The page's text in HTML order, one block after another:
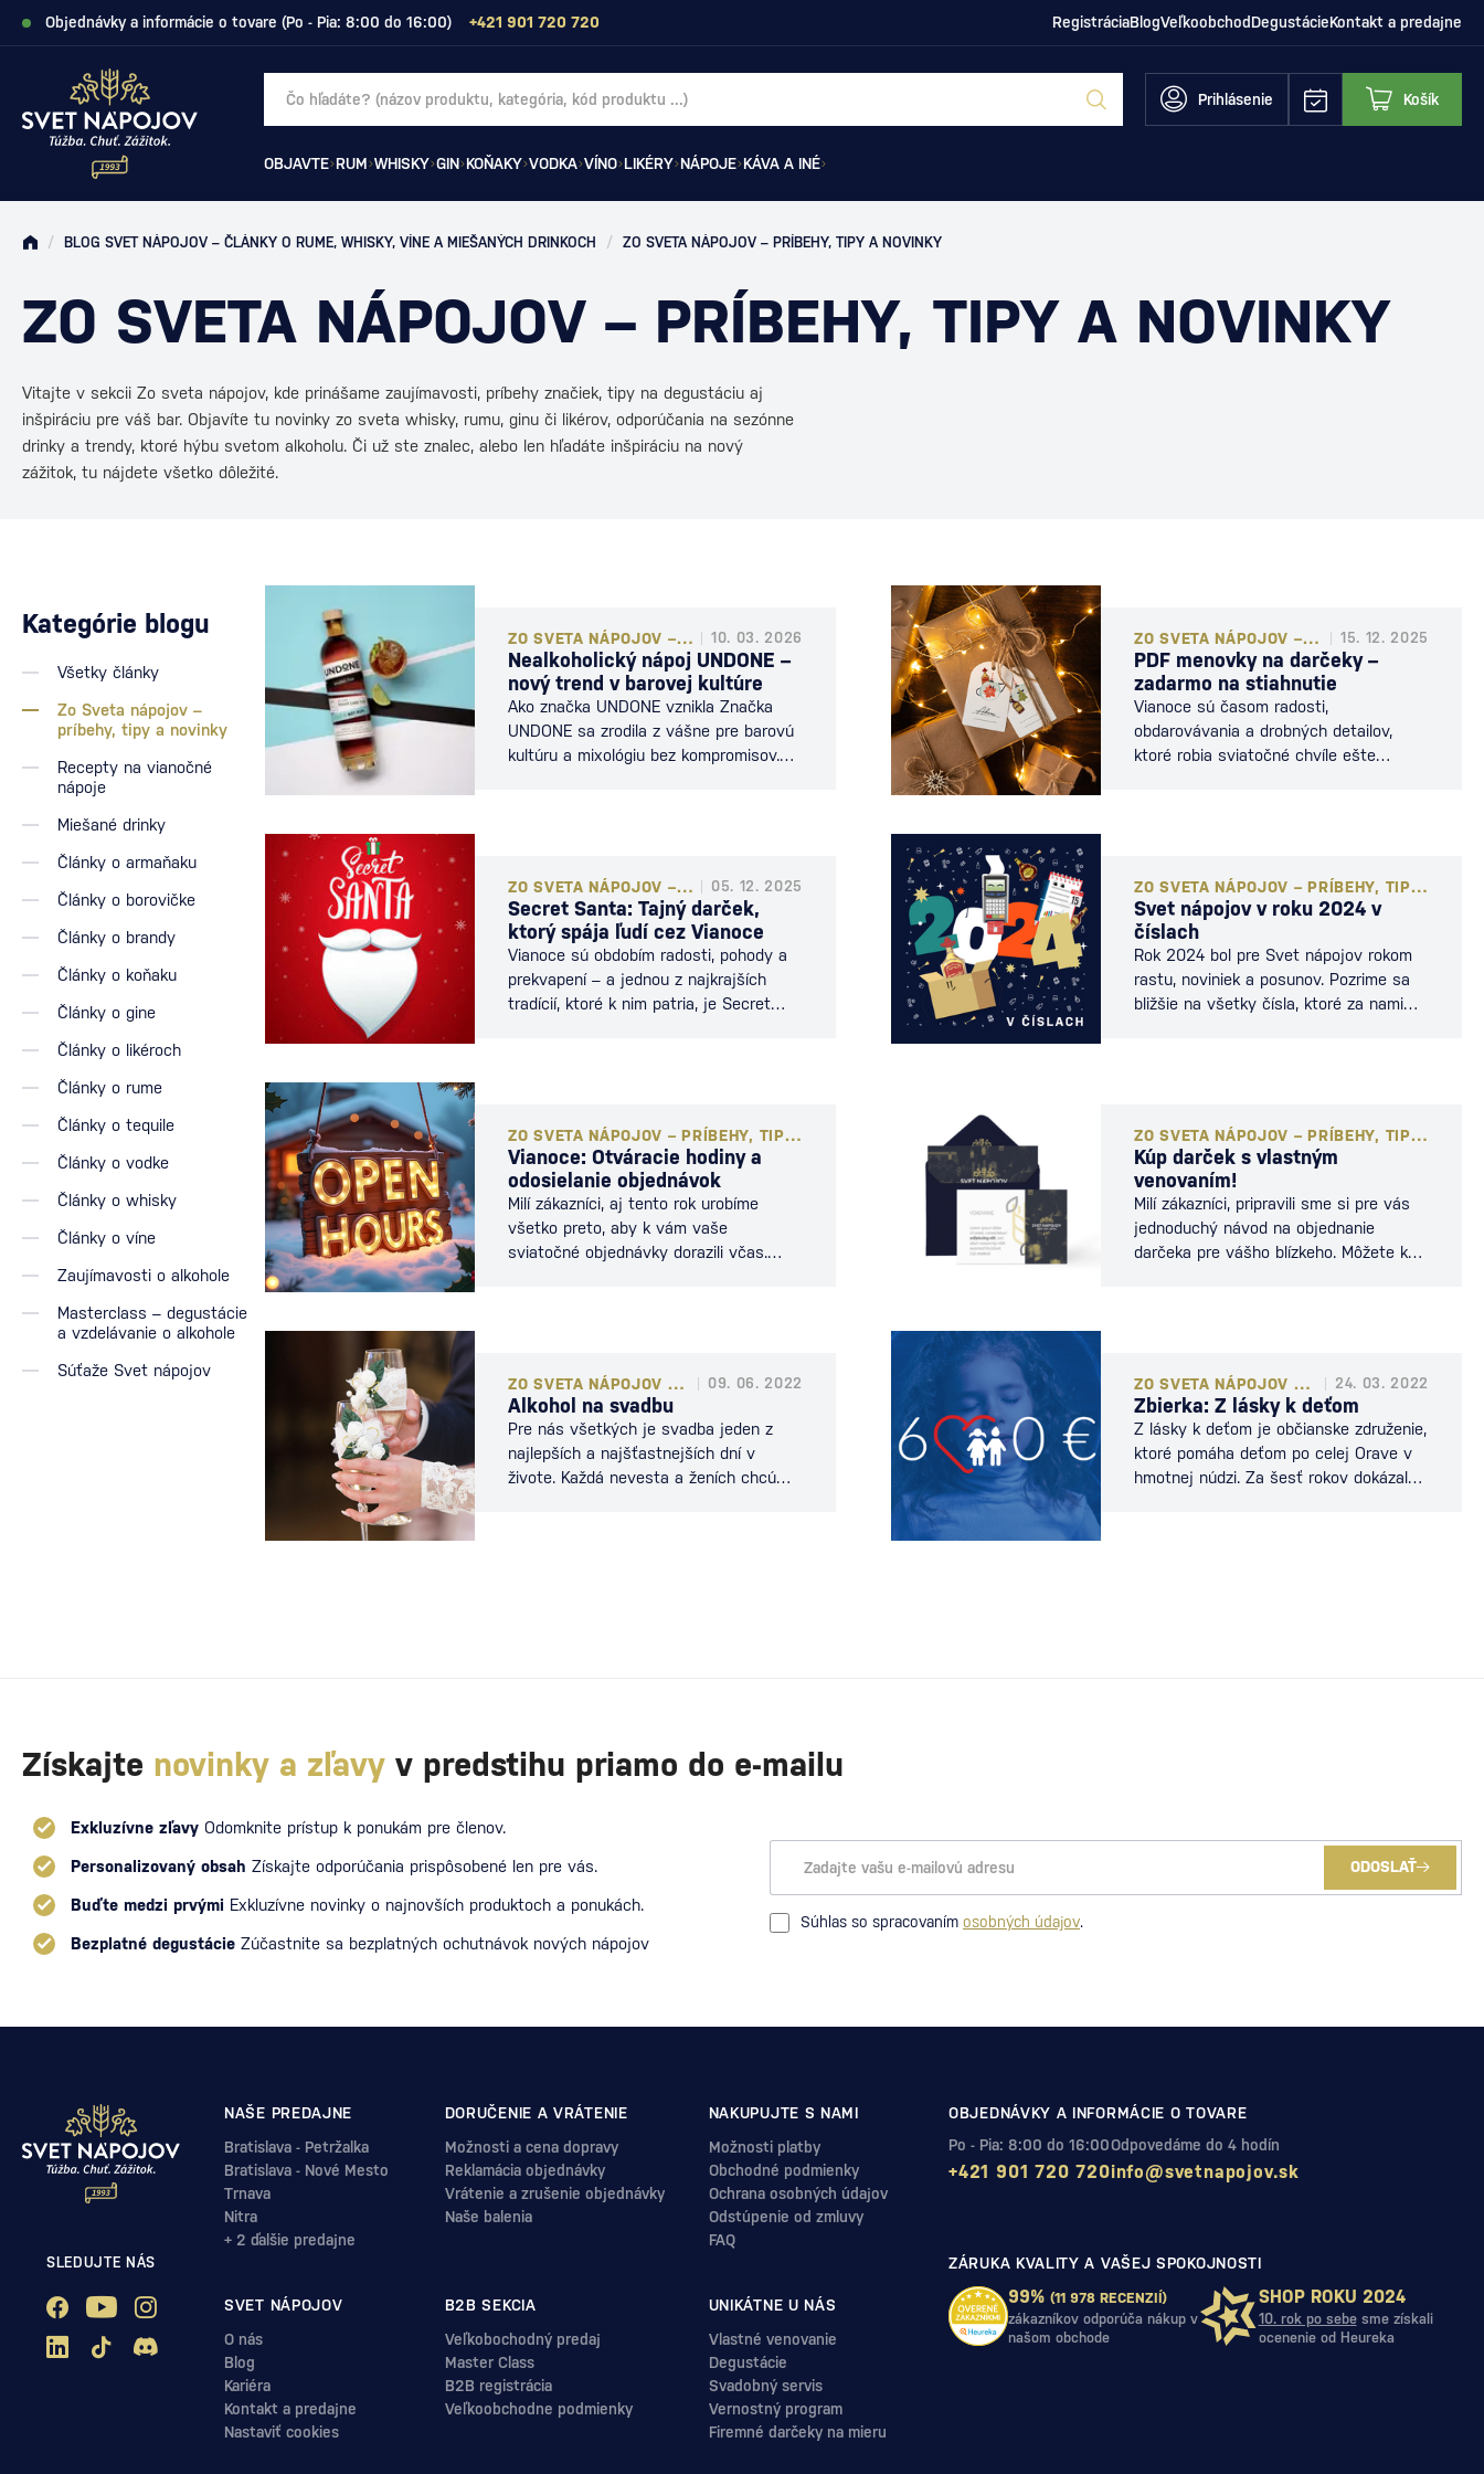
Objednávky a informácie o tovare (Po - Pia: 8:00 do 16:00) +421 901 720 720 RegistráciaBlogVeľkoobchodDegustácieKontakt a predajne
Prihlásenie Košík
OBJAVTE RUM WHISKY GIN KOŇAKY VODKA VÍNO LIKÉRY NÁPOJE KÁVA A INÉ
/ BLOG SVET NÁPOJOV – ČLÁNKY O RUME, WHISKY, VÍNE A MIEŠANÝCH DRINKOCH / ZO SVETA NÁPOJOV – PRÍBEHY, TIPY A NOVINKY
ZO SVETA NÁPOJOV – PRÍBEHY, TIPY A NOVINKY
Vitajte v sekcii Zo sveta nápojov, kde prinášame zaujímavosti, príbehy značiek, tipy na degustáciu aj
inšpiráciu pre váš bar. Objavíte tu novinky zo sveta whisky, rumu, ginu či likérov, odporúčania na sezónne
drinky a trendy, ktoré hýbu svetom alkoholu. Či už ste znalec, alebo len hľadáte inšpiráciu na nový
zážitok, tu nájdete všetko dôležité.
Kategórie blogu
Všetky články
Zo Sveta nápojov –
príbehy, tipy a novinky
Recepty na vianočné
nápoje
Miešané drinky
Články o armaňaku
Články o borovičke
Články o brandy
Články o koňaku
Články o gine
Články o likéroch
Články o rume
Články o tequile
Články o vodke
Články o whisky
Články o víne
Zaujímavosti o alkohole
Masterclass – degustácie
a vzdelávanie o alkohole
Súťaže Svet nápojov
ZO SVETA NÁPOJOV – PRÍBEHY, TIPY A NOVINKY 10. 03. 2026
Nealkoholický nápoj UNDONE –
nový trend v barovej kultúre
Ako značka UNDONE vznikla Značka
UNDONE sa zrodila z vášne pre barovú
kultúru a mixológiu bez kompromisov.
nápoje, ktoré by skutočne
napodobňovali chuť a komplexnosť
tradičných destilátov. Rozhodli sa to
zmeniť a začali pracovať na tom, aby…
ZO SVETA NÁPOJOV – PRÍBEHY, TIPY A NOVINKY 15. 12. 2025
PDF menovky na darčeky –
zadarmo na stiahnutie
Vianoce sú časom radosti,
obdarovávania a drobných detailov,
ktoré robia sviatočné chvíle ešte
Stačí ich vytlačiť, nastrihať a pripevniť
na balíček – či už špagátikom, stuhou
alebo páskou. Menovky sa hodia k
minimalistickému baleniu aj k…
ZO SVETA NÁPOJOV – PRÍBEHY, TIPY A NOVINKY 05. 12. 2025
Secret Santa: Tajný darček,
ktorý spája ľudí cez Vianoce
Vianoce sú obdobím radosti, pohody a
prekvapení – a jednou z najkrajších
tradícií, ktoré k nim patria, je Secret
malú pozornosť, no obdarovaný netuší,
od koho darček je. Secret Santa spája
to najlepšie z Vianoc – radosť z
darovania, prekvapenie a…
ZO SVETA NÁPOJOV – PRÍBEHY, TIPY A NOVINKY
Svet nápojov v roku 2024 v
číslach
Rok 2024 bol pre Svet nápojov rokom
rastu, noviniek a posunov. Pozrime sa
bližšie na všetky čísla, ktoré za nami
ZO SVETA NÁPOJOV – PRÍBEHY, TIPY A NOVINKY
Vianoce: Otváracie hodiny a
odosielanie objednávok
Milí zákazníci, aj tento rok urobíme
všetko preto, aby k vám vaše
sviatočné objednávky dorazili včas.
objednávky do Vianoc 2025 –
doručenie garantujeme pri
objednávkach zadaných do piatka
19.12.2025 (najneskôr do 13:00 h).
Posledné online objednávky do…
ZO SVETA NÁPOJOV – PRÍBEHY, TIPY A NOVINKY
Kúp darček s vlastným
venovaním!
Milí zákazníci, pripravili sme si pre vás
jednoduchý návod na objednanie
darčeka pre vášho blízkeho. Môžete k
Fakturačnú adresu v objednávku
napíšte svoju a dodaciu adresu s
kontaktnými údajmi uveďte na
obdarovaného. Pri potvrdzovaní údajov
sa vám objaví možnosť…
ZO SVETA NÁPOJOV – PRÍBEHY, TIPY A NOVINKY 09. 06. 2022
Alkohol na svadbu
Pre nás všetkých je svadba jeden z
najlepších a najšťastnejších dní v
živote. Každá nevesta a ženích chcú
ZO SVETA NÁPOJOV – PRÍBEHY, TIPY A NOVINKY 24. 03. 2022
Zbierka: Z lásky k deťom
Z lásky k deťom je občianske združenie,
ktoré pomáha deťom po celej Orave v
hmotnej núdzi. Za šesť rokov dokázalo
Získajte novinky a zľavy v predstihu priamo do e-mailu
Exkluzívne zľavy Odomknite prístup k ponukám pre členov.
Personalizovaný obsah Získajte odporúčania prispôsobené len pre vás.
Buďte medzi prvými Exkluzívne novinky o najnovších produktoch a ponukách.
Bezplatné degustácie Zúčastnite sa bezplatných ochutnávok nových nápojov
ODOSLAŤ
Súhlas so spracovaním osobných údajov.
SLEDUJTE NÁS
NAŠE PREDAJNE
Bratislava - Petržalka
Bratislava - Nové Mesto
Trnava
Nitra
+ 2 ďalšie predajne
DORUČENIE A VRÁTENIE
Možnosti a cena dopravy
Reklamácia objednávky
Vrátenie a zrušenie objednávky
Naše balenia
NAKUPUJTE S NAMI
Možnosti platby
Obchodné podmienky
Ochrana osobných údajov
Odstúpenie od zmluvy
FAQ
SVET NÁPOJOV
O nás
Blog
Kariéra
Kontakt a predajne
Nastaviť cookies
B2B SEKCIA
Veľkobochodný predaj
Master Class
B2B registrácia
Veľkoobchodne podmienky
UNIKÁTNE U NÁS
Vlastné venovanie
Degustácie
Svadobný servis
Vernostný program
Firemné darčeky na mieru
OBJEDNÁVKY A INFORMÁCIE O TOVARE
Po - Pia: 8:00 do 16:00
+421 901 720 720
Odpovedáme do 4 hodín
info@svetnapojov.sk
ZÁRUKA KVALITY A VAŠEJ SPOKOJNOSTI
99% (11 978 RECENZIÍ)
zákazníkov odporúča nákup v
našom obchode
SHOP ROKU 2024
10. rok po sebesme získali
ocenenie od Heureka